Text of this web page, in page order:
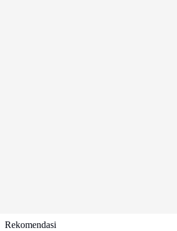
Rekomendasi